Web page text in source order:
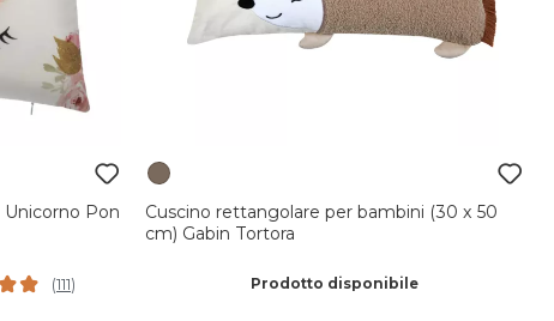
Pon
(111)
Cuscino rettangolare per bambini (30 x 50
cm) Gabin Tortora
Prodotto disponibile